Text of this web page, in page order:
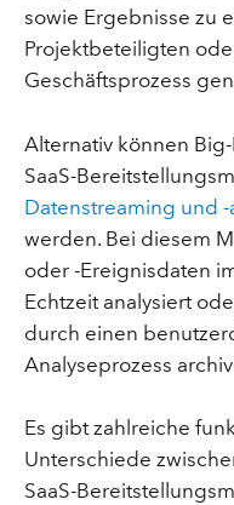
sowie Ergebnisse zu
Projektbeteiligten
Geschäftsprozess
Alternativ können
SaaS-
Datenstreaming und -
werden. Bei diesem
oder -Ereignisdaten
Echtzeit analysiert
durch einen
Analyseprozess
Es gibt zahlreiche
Unterschiede
SaaS-